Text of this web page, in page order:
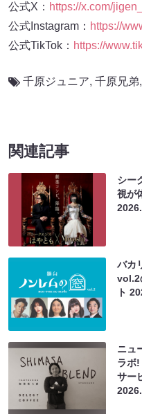
公式X： https://x.com/
公式Instagram： https://
公式TikTok： https://
千原ジュニア, 千原兄弟,
関連記事
シー
視が
バカ
vol.2
ト
ニュ
ラボ!
サー